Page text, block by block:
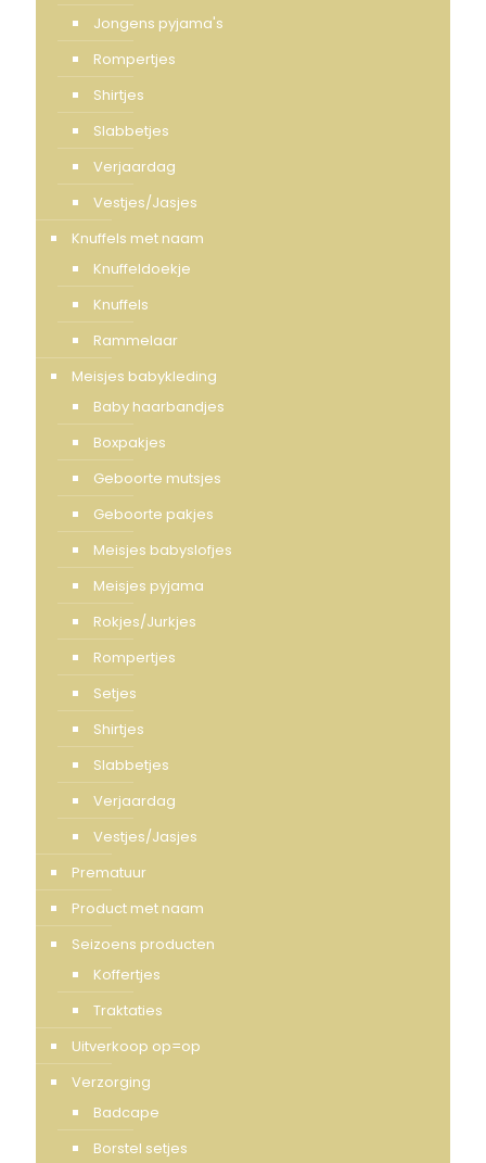
Jongens pyjama's
Rompertjes
Shirtjes
Slabbetjes
Verjaardag
Vestjes/Jasjes
Knuffels met naam
Knuffeldoekje
Knuffels
Rammelaar
Meisjes babykleding
Baby haarbandjes
Boxpakjes
Geboorte mutsjes
Geboorte pakjes
Meisjes babyslofjes
Meisjes pyjama
Rokjes/Jurkjes
Rompertjes
Setjes
Shirtjes
Slabbetjes
Verjaardag
Vestjes/Jasjes
Prematuur
Product met naam
Seizoens producten
Koffertjes
Traktaties
Uitverkoop op=op
Verzorging
Badcape
Borstel setjes